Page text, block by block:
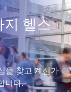
헬스
을 찾고 계신가
니다.